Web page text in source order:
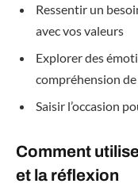
Ressentir un
avec vos valeurs
Explorer des
compréhension de
Saisir l’occasion
Comment
et la réflexion